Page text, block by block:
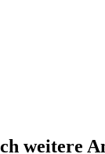
weitere